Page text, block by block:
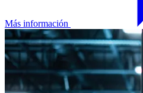
Más información